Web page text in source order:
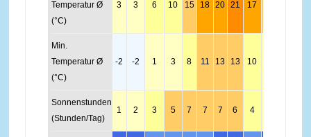
Temperatur Ø
(°C)
3 3 6 10 15 18 20 21 17
Min.
Temperatur Ø
(°C)
-2 -2 1 3 8 11 13 13 10
Sonnenstunden
(Stunden/Tag)
1 2 3 5 7 7 7 6 4